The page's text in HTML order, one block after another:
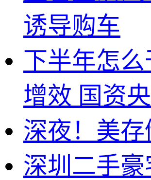
诱导购车
下半年怎
增效 国资
深夜！美
深圳二手